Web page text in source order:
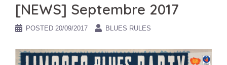
[NEWS] Septembre 2017
POSTED 20/09/2017 BLUES RULES